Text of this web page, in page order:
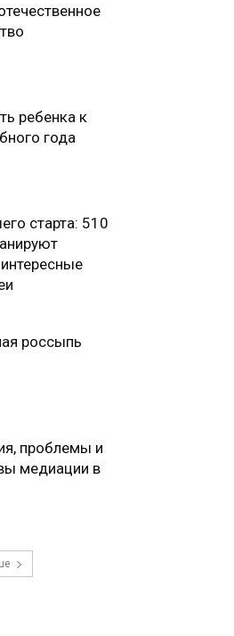
ребенка к
года
старта: 510
россыпь
проблемы и
медиации в